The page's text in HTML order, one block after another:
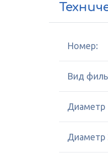
Номер:
Вид
Диаметр
Диаметр